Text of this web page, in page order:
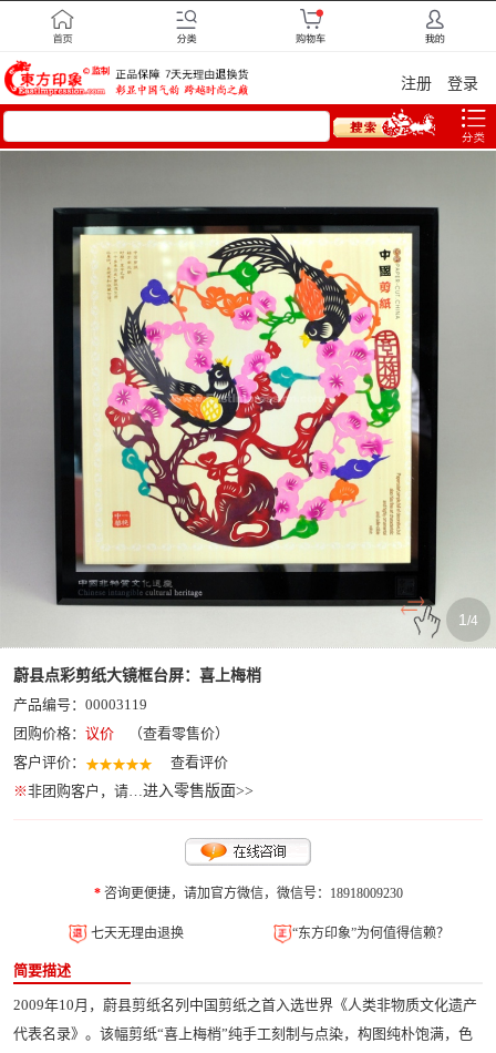
注册 登录
1 /4
蔚县点彩剪纸大镜框台屏：喜上梅梢
产品编号：00003119
团购价格： 议价
（查看零售价）
客户评价：
查看评价
※非团购客户，请…进入零售版面>>
*咨询更便捷，请加官方微信，微信号：18918009230
七天无理由退换 “东方印象”为何值得信赖？
简要描述
2009年10月，蔚县剪纸名列中国剪纸之首入选世界《人类非物质文化遗产
代表名录》。该幅剪纸“喜上梅梢”纯手工刻制与点染，构图纯朴饱满，色